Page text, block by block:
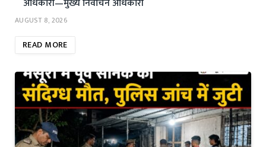
अधिकारी—मुख्य निर्वाचन अधिकारी
AUGUST 8, 2026
READ MORE